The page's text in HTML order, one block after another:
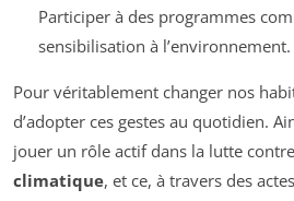
Participer à des programmes
sensibilisation à l’environnement.
Pour véritablement changer nos
d’adopter ces gestes au quotidien.
jouer un rôle actif dans la lutte
climatique, et ce, à travers des